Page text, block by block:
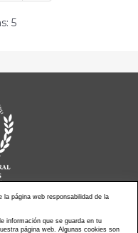
5
de Actos
la página web responsabilidad de la
información que se guarda en tu
página web. Algunas cookies son